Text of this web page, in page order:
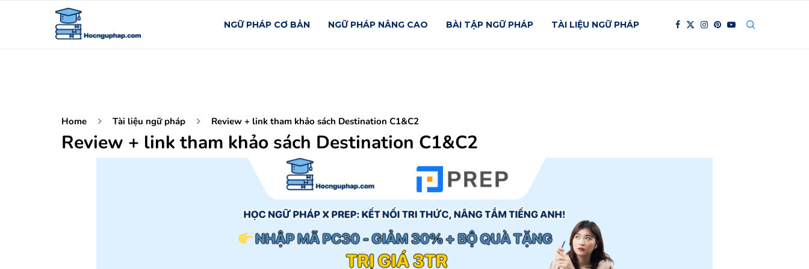
NGỮ PHÁP CƠ BẢN NGỮ PHÁP NÂNG CAO BÀI TẬP NGỮ PHÁP TÀI LIỆU NGỮ PHÁP
Home Tài liệu ngữ pháp Review + link tham khảo sách Destination C1&C2
Review + link tham khảo sách Destination C1&C2